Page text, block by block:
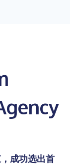
成功选出首